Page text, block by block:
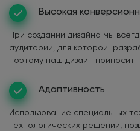
Высокая
При создании дизайна мы
аудитории, для которой
поэтому наш дизайн приносит
Адаптивность
Использование специальных
технологических решений,